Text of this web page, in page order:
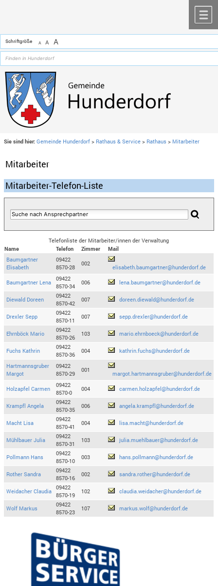
Schriftgröße A A A
Sie sind hier: Gemeinde Hunderdorf > Rathaus & Service > Rathaus > Mitarbeiter
Mitarbeiter
Mitarbeiter-Telefon-Liste
Telefonliste der Mitarbeiter/innen der Verwaltung
Name
Telefon Zimmer
Mail
Baumgartner
Elisabeth
09422
8570-28
002
elisabeth.baumgartner@hunderdorf.de
Baumgartner Lena
09422
8570-34
006 lena.baumgartner@hunderdorf.de
Diewald Doreen
09422
8570-42
007 doreen.diewald@hunderdorf.de
Drexler Sepp
09422
8570-11
007 sepp.drexler@hunderdorf.de
Ehrnböck Mario
09422
8570-26
103 mario.ehrnboeck@hunderdorf.de
Fuchs Kathrin
09422
8570-36
004 kathrin.fuchs@hunderdorf.de
Hartmannsgruber
Margot
09422
8570-29
001
margot.hartmannsgruber@hunderdorf.de
Holzapfel Carmen
09422
8570-0
004 carmen.holzapfel@hunderdorf.de
Krampfl Angela
09422
8570-35
006 angela.krampfl@hunderdorf.de
Macht Lisa
09422
8570-41
004 lisa.macht@hunderdorf.de
Mühlbauer Julia
09422
8570-31
103 julia.muehlbauer@hunderdorf.de
Pollmann Hans
09422
8570-10
003 hans.pollmann@hunderdorf.de
Rother Sandra
09422
8570-16
002 sandra.rother@hunderdorf.de
Weidacher Claudia
09422
8570-19
102 claudia.weidacher@hunderdorf.de
Wolf Markus
09422
8570-23
107 markus.wolf@hunderdorf.de